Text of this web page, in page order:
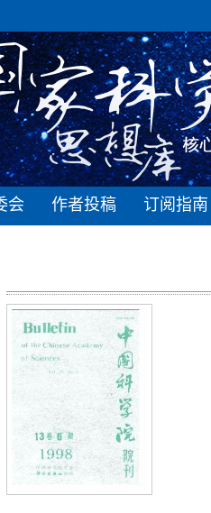
会 作者投稿 订阅指南